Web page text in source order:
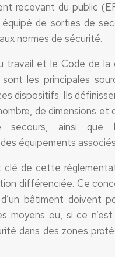
recevant du public
de sorties de
normes de sécurité.
travail et le Code de
sont les principales
dispositifs. Ils
de dimensions et
secours, ainsi que
équipements
clé de cette
différenciée. Ce
bâtiment doivent
moyens ou, si ce
dans des zones